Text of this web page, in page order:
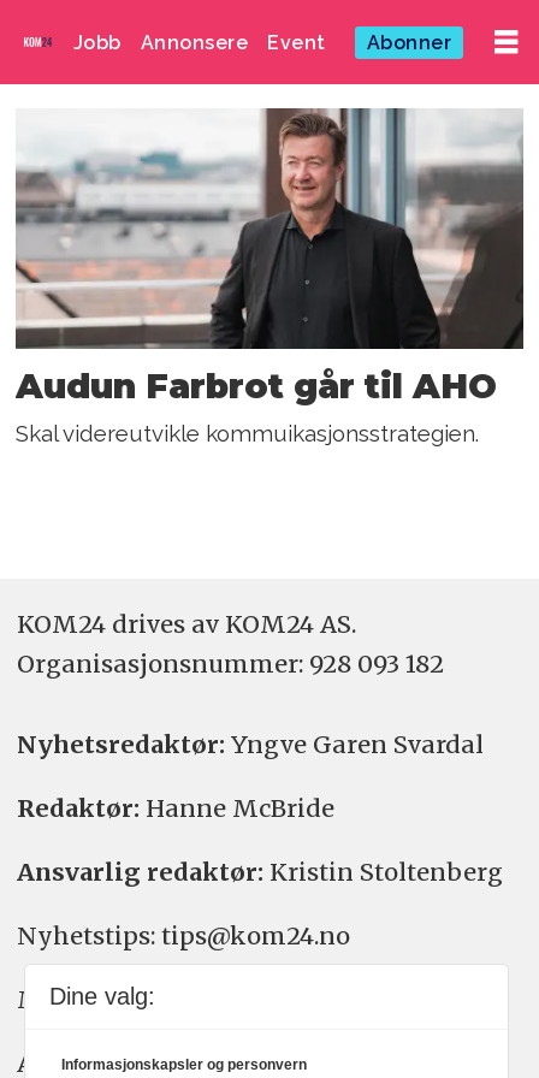
Jobb Annonsere Event Abonner
Emne:
arkitektur-
og
designhøgskolen
oslo
Audun Farbrot går til AHO
Skal videreutvikle kommuikasjonsstrategien.
KOM24 drives av KOM24 AS.
Organisasjons­nummer: 928 093 182
Nyhetsredaktør: Yngve Garen Svardal
Redaktør: Hanne McBride
Ansvarlig redaktør: Kristin Stoltenberg
Nyhetstips: tips@kom24.no
Meninger: meninger@kom24.no
Annonse: annonse@watchmedia.no
Dine valg:
Informasjonskapsler og personvern